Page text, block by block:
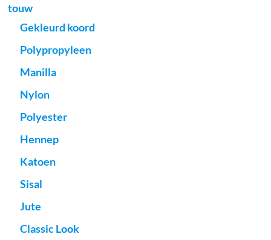
touw
Gekleurd koord
Polypropyleen
Manilla
Nylon
Polyester
Hennep
Katoen
Sisal
Jute
Classic Look